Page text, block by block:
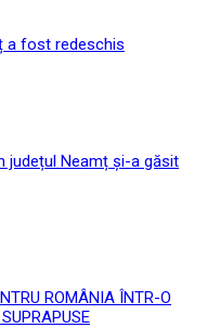
a fost redeschis
județul Neamț și-a găsit
ROMÂNIA ÎNTR-O